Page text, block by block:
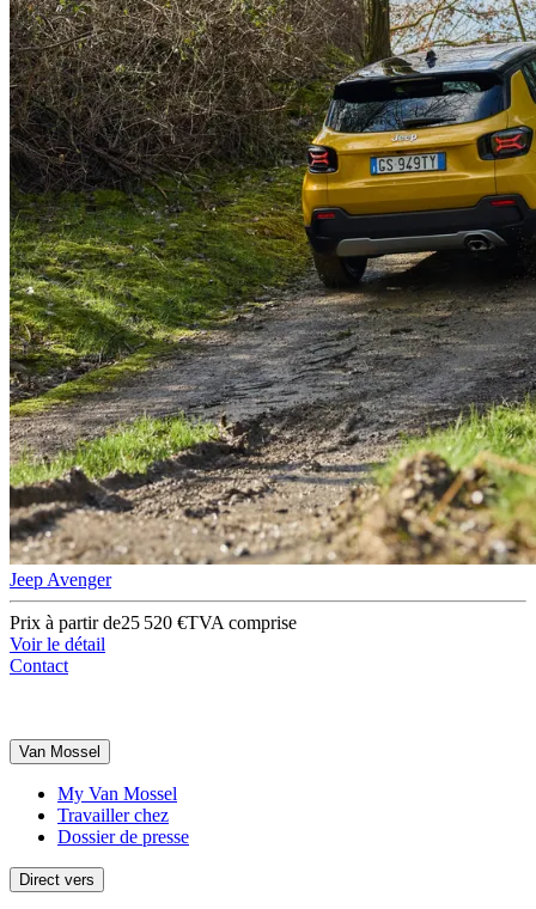
Jeep Avenger
Prix à partir de25 520 €TVA comprise
Voir le détail
Contact
Van Mossel
My Van Mossel
Travailler chez
Dossier de presse
Direct vers